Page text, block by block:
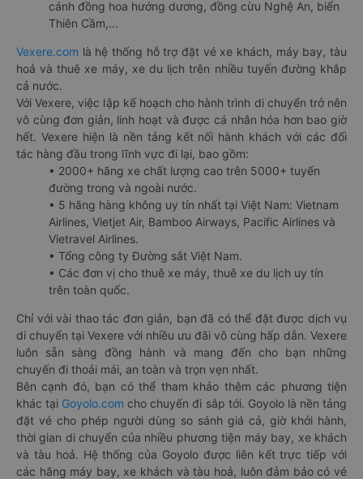
cánh đồng hoa hướng dương, đồng cừu Nghệ An, biển
Thiên Cầm,...
Vexere.com là hệ thống hỗ trợ đặt vé xe khách, máy bay, tàu
hoả và thuê xe máy, xe du lịch trên nhiều tuyến đường khắp
cả nước.
Với Vexere, việc lập kế hoạch cho hành trình di chuyển trở nên
vô cùng đơn giản, linh hoạt và được cá nhân hóa hơn bao giờ
hết. Vexere hiện là nền tảng kết nối hành khách với các đối
tác hàng đầu trong lĩnh vực đi lại, bao gồm:
• 2000+ hãng xe chất lượng cao trên 5000+ tuyến
đường trong và ngoài nước.
• 5 hãng hàng không uy tín nhất tại Việt Nam: Vietnam
Airlines, Vietjet Air, Bamboo Airways, Pacific Airlines và
Vietravel Airlines.
• Tổng công ty Đường sắt Việt Nam.
• Các đơn vị cho thuê xe máy, thuê xe du lịch uy tín
trên toàn quốc.
Chỉ với vài thao tác đơn giản, bạn đã có thể đặt được dịch vụ
di chuyển tại Vexere với nhiều ưu đãi vô cùng hấp dẫn. Vexere
luôn sẵn sàng đồng hành và mang đến cho bạn những
chuyến đi thoải mái, an toàn và trọn vẹn nhất.
Bên cạnh đó, bạn có thể tham khảo thêm các phương tiện
khác tại Goyolo.com cho chuyến đi sắp tới. Goyolo là nền tảng
đặt vé cho phép người dùng so sánh giá cả, giờ khởi hành,
thời gian di chuyển của nhiều phương tiện máy bay, xe khách
và tàu hoả. Hệ thống của Goyolo được liên kết trực tiếp với
các hãng máy bay, xe khách và tàu hoả, luôn đảm bảo có vé